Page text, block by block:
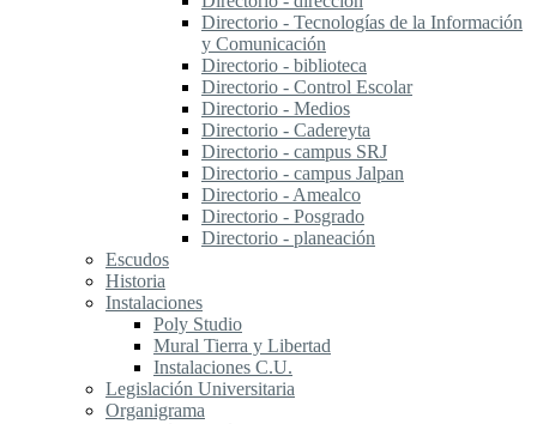
Directorio - Tecnologías de la Información
y Comunicación
Directorio - biblioteca
Directorio - Control Escolar
Directorio - Medios
Directorio - Cadereyta
Directorio - campus SRJ
Directorio - campus Jalpan
Directorio - Amealco
Directorio - Posgrado
Directorio - planeación
Escudos
Historia
Instalaciones
Poly Studio
Mural Tierra y Libertad
Instalaciones C.U.
Legislación Universitaria
Organigrama